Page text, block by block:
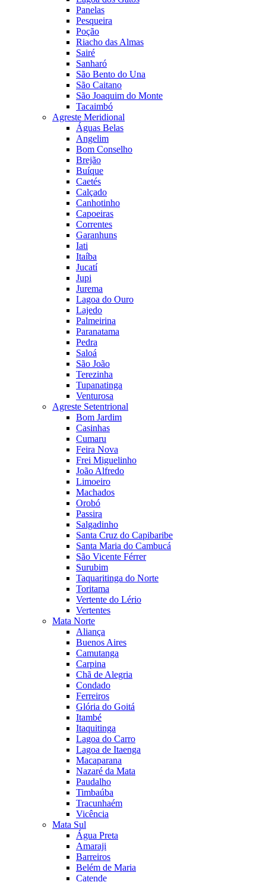
Panelas
Pesqueira
Poção
Riacho das Almas
Sairé
Sanharó
São Bento do Una
São Caitano
São Joaquim do Monte
Tacaimbó
Agreste Meridional
Águas Belas
Angelim
Bom Conselho
Brejão
Buíque
Caetés
Calçado
Canhotinho
Capoeiras
Correntes
Garanhuns
Iati
Itaíba
Jucatí
Jupi
Jurema
Lagoa do Ouro
Lajedo
Palmeirina
Paranatama
Pedra
Saloá
São João
Terezinha
Tupanatinga
Venturosa
Agreste Setentrional
Bom Jardim
Casinhas
Cumaru
Feira Nova
Frei Miguelinho
João Alfredo
Limoeiro
Machados
Orobó
Passira
Salgadinho
Santa Cruz do Capibaribe
Santa Maria do Cambucá
São Vicente Férrer
Surubim
Taquaritinga do Norte
Toritama
Vertente do Lério
Vertentes
Mata Norte
Aliança
Buenos Aires
Camutanga
Carpina
Chã de Alegria
Condado
Ferreiros
Glória do Goitá
Itambé
Itaquitinga
Lagoa do Carro
Lagoa de Itaenga
Macaparana
Nazaré da Mata
Paudalho
Timbaúba
Tracunhaém
Vicência
Mata Sul
Água Preta
Amaraji
Barreiros
Belém de Maria
Catende